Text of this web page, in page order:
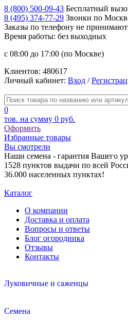
8 (800) 500-09-43 Бесплатный
8 (495) 374-77-29 Звонки по
Заказы по телефону не
Время работы: без выходных
с 08:00 до 17:00 (по Москве)
Клиентов: 480617
Личный кабинет: Вход /
0
тов. на сумму 0 руб.
Оформить
Избранные товары
Вы смотрели
Наши семена - гарантия Вашего
1528 пунктов выдачи по всей
36.000 населенных пунктах!
Каталог
О компании
Доставка и оплата
Вопросы и ответы
Блог огородника
Отзывы
Контакты
Луковичные и саженцы
Семена